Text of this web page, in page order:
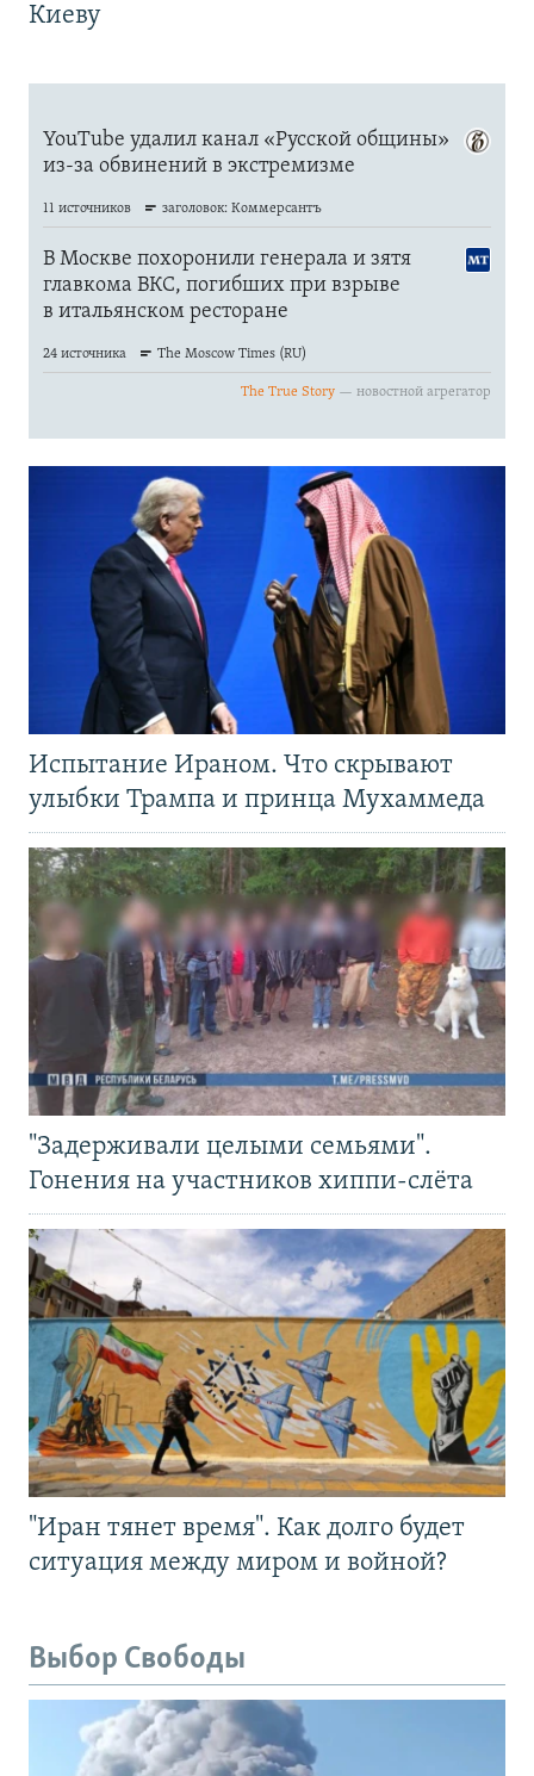
Киеву
Испытание Ираном. Что скрывают
улыбки Трампа и принца Мухаммеда
"Задерживали целыми семьями".
Гонения на участников хиппи-слёта
"Иран тянет время". Как долго будет
ситуация между миром и войной?
Выбор Свободы